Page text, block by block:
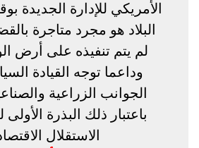
الأمريكي للإدارة
البلاد هو مجرد متاجرة
لم يتم تنفيذه على أرض
وداعما توجه القيادة
الجوانب الزراعية
باعتبار ذلك البذرة
الاستقلال